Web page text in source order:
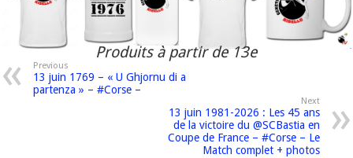
Produits à partir de 13e
Previous
13 juin 1769 – « U Ghjornu di a
partenza » – #Corse –
Next
13 juin 1981-2026 : Les 45 ans
de la victoire du @SCBastia en
Coupe de France – #Corse – Le
Match complet + photos